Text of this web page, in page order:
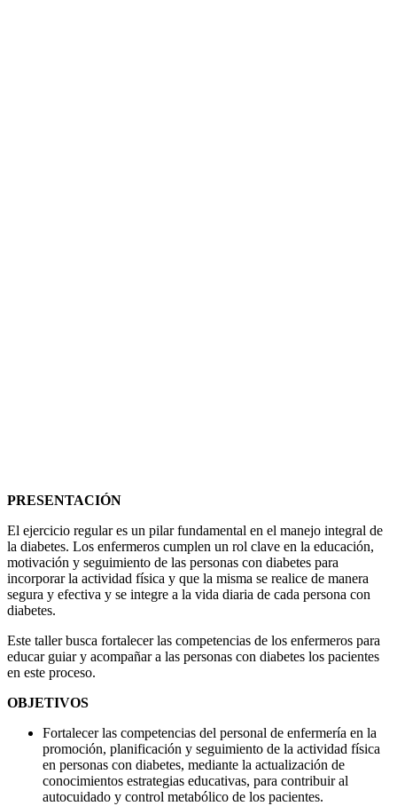
PRESENTACIÓN
El ejercicio regular es un pilar fundamental en el manejo integral de
la diabetes. Los enfermeros cumplen un rol clave en la educación,
motivación y seguimiento de las personas con diabetes para
incorporar la actividad física y que la misma se realice de manera
segura y efectiva y se integre a la vida diaria de cada persona con
diabetes.
Este taller busca fortalecer las competencias de los enfermeros para
educar guiar y acompañar a las personas con diabetes los pacientes
en este proceso.
OBJETIVOS
Fortalecer las competencias del personal de enfermería en la
promoción, planificación y seguimiento de la actividad física
en personas con diabetes, mediante la actualización de
conocimientos estrategias educativas, para contribuir al
autocuidado y control metabólico de los pacientes.